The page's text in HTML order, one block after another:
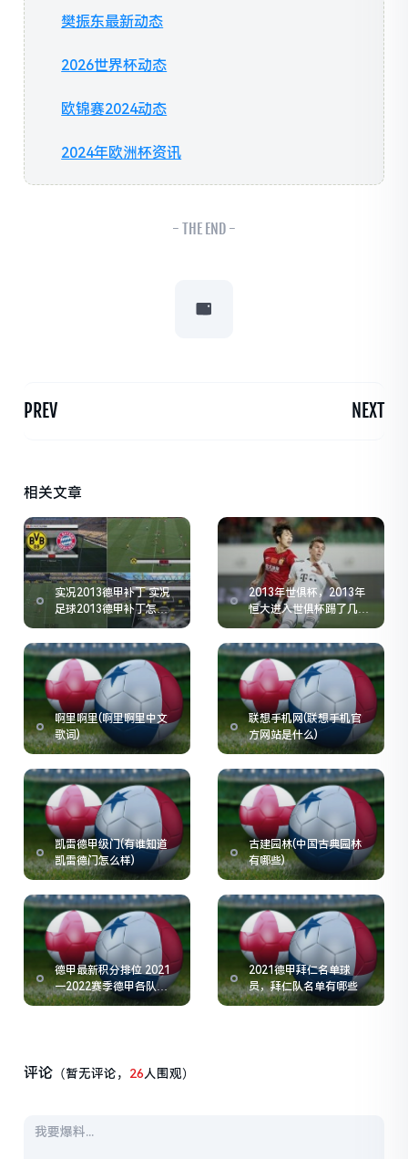
樊振东最新动态
2026世界杯动态
欧锦赛2024动态
2024年欧洲杯资讯
- THE END -
PREV NEXT
相关文章
实况2013德甲补丁 实况
足球2013德甲补丁怎么
样安装!
2013年世俱杯，2013年
恒大进入世俱杯踢了几场
就被拜仁拿下了
啊里啊里(啊里啊里中文
歌词)
联想手机网(联想手机官
方网站是什么)
凯雷德甲级门(有谁知道
凯雷德门怎么样)
古建园林(中国古典园林
有哪些)
德甲最新积分排位 2021
一2022赛季德甲各队积
分
2021德甲拜仁名单球
员，拜仁队名单有哪些
评论 （暂无评论， 26人围观）